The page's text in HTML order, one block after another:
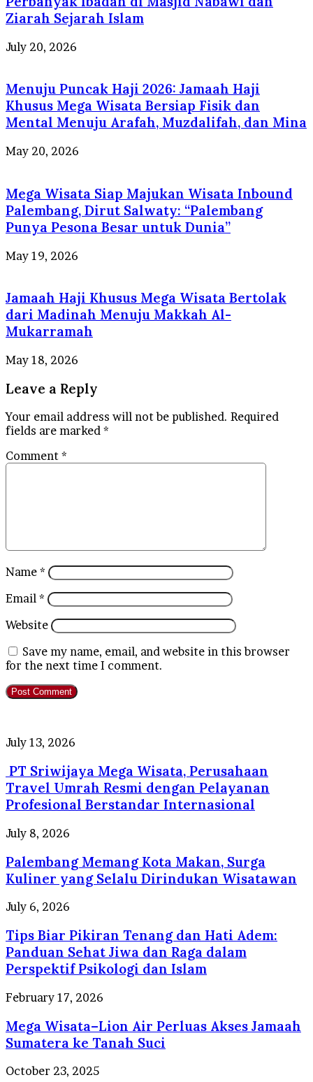
Ziarah Sejarah Islam
July 20, 2026
Menuju Puncak Haji 2026: Jamaah Haji
Khusus Mega Wisata Bersiap Fisik dan
Mental Menuju Arafah, Muzdalifah, dan Mina
May 20, 2026
Mega Wisata Siap Majukan Wisata Inbound
Palembang, Dirut Salwaty: “Palembang
Punya Pesona Besar untuk Dunia”
May 19, 2026
Jamaah Haji Khusus Mega Wisata Bertolak
dari Madinah Menuju Makkah Al-
Mukarramah
May 18, 2026
Leave a Reply
Your email address will not be published. Required
fields are marked *
Comment *
Name *
Email *
Website
Save my name, email, and website in this browser
for the next time I comment.
PT
Mega
Wisata,
Perusahaan
Travel
Umrah
Resmi
dengan
Pelayanan
Profesional
Internasional
July 13, 2026
PT Sriwijaya Mega Wisata, Perusahaan
Travel Umrah Resmi dengan Pelayanan
Profesional Berstandar Internasional
Palembang
Kota
Makan,
Surga
Kuliner
yang
Selalu
Dirindukan
Wisatawan
July 8, 2026
Palembang Memang Kota Makan, Surga
Kuliner yang Selalu Dirindukan Wisatawan
Tips
Pikiran
Tenang
dan
Hati
Adem:
Panduan
Sehat
Jiwa
dan
dalam
July 6, 2026
Tips Biar Pikiran Tenang dan Hati Adem:
Panduan Sehat Jiwa dan Raga dalam
Perspektif Psikologi dan Islam
Mega
Lion
Air
Perluas
Akses
February 17, 2026
Mega Wisata–Lion Air Perluas Akses Jamaah
Sumatera ke Tanah Suci
Madinah
October 23, 2025